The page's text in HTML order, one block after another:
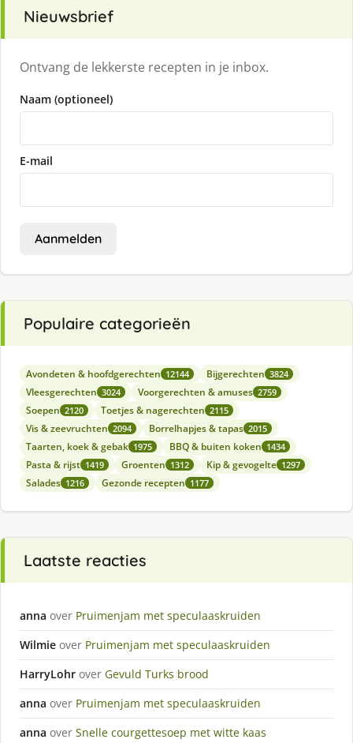
Nieuwsbrief
Ontvang de lekkerste recepten in je inbox.
Naam (optioneel)
E-mail
Aanmelden
Populaire categorieën
Avondeten & hoofdgerechten 12144 Bijgerechten 3824
Vleesgerechten 3024 Voorgerechten & amuses 2759
Soepen 2120 Toetjes & nagerechten 2115
Vis & zeevruchten 2094 Borrelhapjes & tapas 2015
Taarten, koek & gebak 1975 BBQ & buiten koken 1434
Pasta & rijst 1419 Groenten 1312 Kip & gevogelte 1297
Salades 1216 Gezonde recepten 1177
Laatste reacties
anna over Pruimenjam met speculaaskruiden
Wilmie over Pruimenjam met speculaaskruiden
HarryLohr over Gevuld Turks brood
anna over Pruimenjam met speculaaskruiden
anna over Snelle courgettesoep met witte kaas